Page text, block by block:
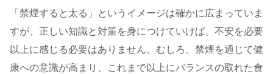
「禁煙すると太る」というイメージは確かに広まっていま
すが、正しい知識と対策を身につけていけば、不安を必要
以上に感じる必要はありません。むしろ、禁煙を通じて健
康への意識が高まり、これまで以上にバランスの取れた食